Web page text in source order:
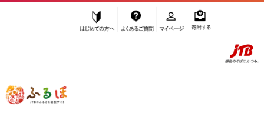
ふるぽ JTBのふるさと納税サイト